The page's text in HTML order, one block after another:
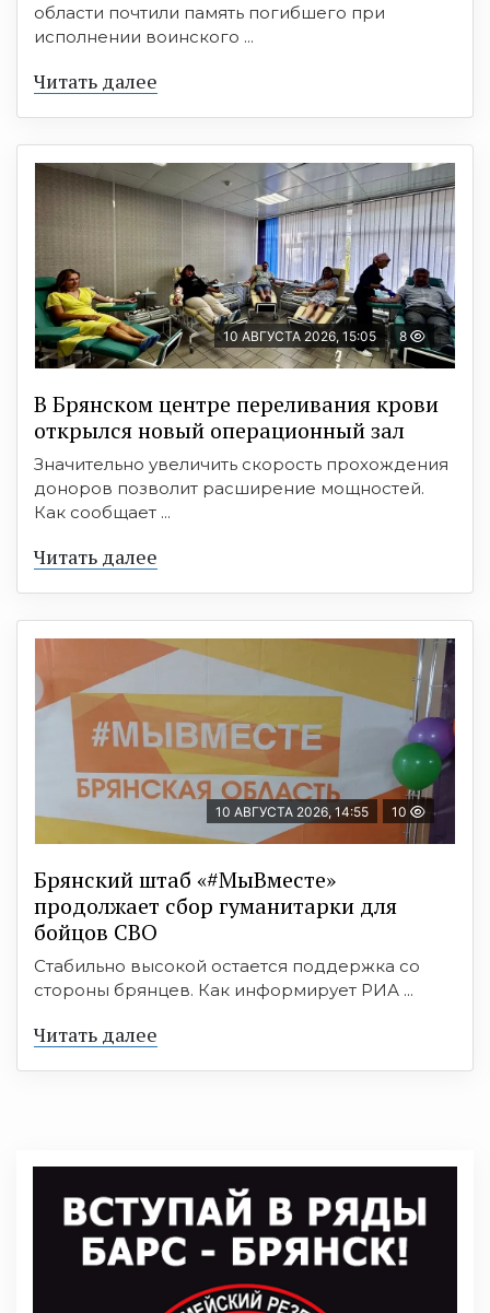
области почтили память погибшего при
исполнении воинского ...
Читать далее
10 АВГУСТА 2026, 15:05 8
В Брянском центре переливания крови
открылся новый операционный зал
Значительно увеличить скорость прохождения
доноров позволит расширение мощностей.
Как сообщает ...
Читать далее
10 АВГУСТА 2026, 14:55 10
Брянский штаб «#МыВместе»
продолжает сбор гуманитарки для
бойцов СВО
Стабильно высокой остается поддержка со
стороны брянцев. Как информирует РИА ...
Читать далее